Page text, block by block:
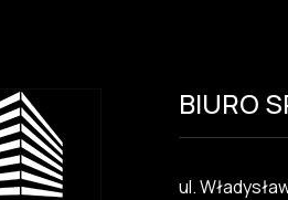
BIURO
ul.